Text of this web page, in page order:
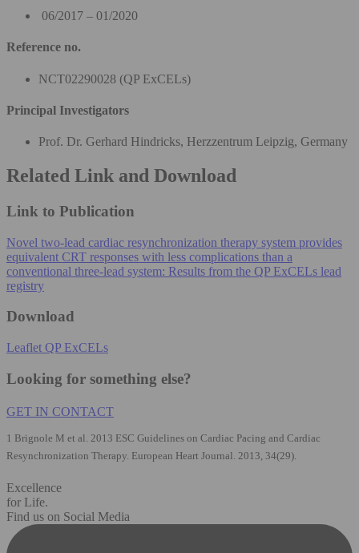
06/2017 – 01/2020
Reference no.
NCT02290028 (QP ExCELs)
Principal Investigators
Prof. Dr. Gerhard Hindricks, Herzzentrum Leipzig, Germany
Related Link and Download
Link to Publication
Novel two-lead cardiac resynchronization therapy system provides
equivalent CRT responses with less complications than a
conventional three-lead system: Results from the QP ExCELs lead
registry
Download
Leaflet QP ExCELs
Looking for something else?
GET IN CONTACT
1 Brignole M et al. 2013 ESC Guidelines on Cardiac Pacing and Cardiac
Resynchronization Therapy. European Heart Journal. 2013, 34(29).
Excellence
for Life.
Find us on Social Media